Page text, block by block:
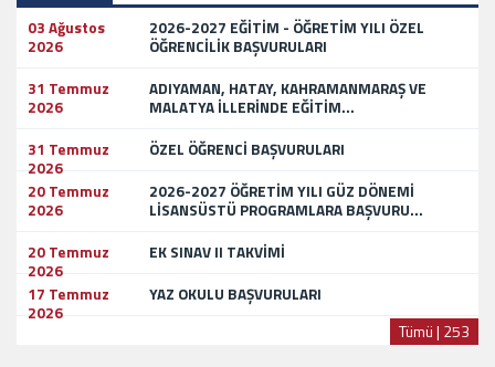
03 Ağustos
2026
2026-2027 EĞİTİM - ÖĞRETİM YILI ÖZEL
ÖĞRENCİLİK BAŞVURULARI
31 Temmuz
2026
ADIYAMAN, HATAY, KAHRAMANMARAŞ VE
MALATYA İLLERİNDE EĞİTİM...
31 Temmuz
2026
ÖZEL ÖĞRENCİ BAŞVURULARI
20 Temmuz
2026
2026-2027 ÖĞRETİM YILI GÜZ DÖNEMİ
LİSANSÜSTÜ PROGRAMLARA BAŞVURU...
20 Temmuz
2026
EK SINAV II TAKVİMİ
17 Temmuz
2026
YAZ OKULU BAŞVURULARI
Tümü | 253